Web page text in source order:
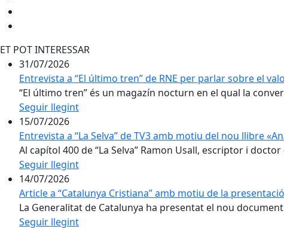
ET POT INTERESSAR
31/07/2026
Entrevista a “El último tren” de RNE per parlar sobre el
“El último tren” és un magazín nocturn en el qual la
Seguir llegint
15/07/2026
Entrevista a “La Selva” de TV3 amb motiu del nou llibre
Al capítol 400 de “La Selva” Ramon Usall, escriptor i
Seguir llegint
14/07/2026
Article a “Catalunya Cristiana” amb motiu de la
La Generalitat de Catalunya ha presentat el nou
Seguir llegint